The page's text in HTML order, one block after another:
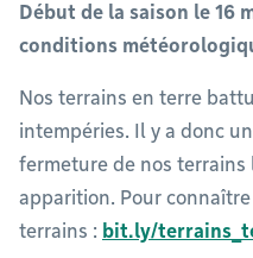
Début de la saison le 16
conditions
Nos terrains en terre
intempéries. Il y a donc
fermeture de nos
apparition. Pour
terrains : bit.ly/